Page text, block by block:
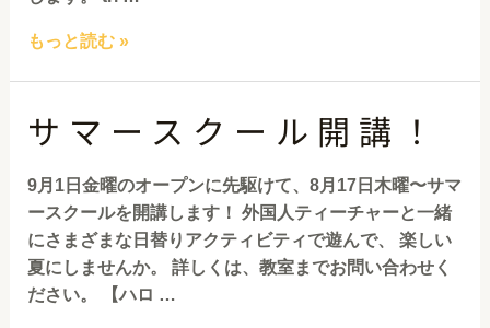
もっと読む »
サマースクール開講！
9月1日金曜のオープンに先駆けて、8月17日木曜〜サマ
ースクールを開講します！ 外国人ティーチャーと一緒
にさまざまな日替りアクティビティで遊んで、 楽しい
夏にしませんか。 詳しくは、教室までお問い合わせく
ださい。 【ハロ …